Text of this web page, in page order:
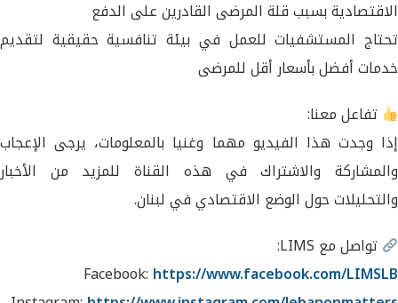
الاقتصادية بسبب قلة المرضى القادرين على الدفع
تحتاج المستشفيات للعمل في بيئة تنافسية حقيقية لتقديم
خدمات أفضل بأسعار أقل للمرضى
تفاعل معنا:
إذا وجدت هذا الفيديو مهما وغنيا بالمعلومات، يرجى الإعجاب
والمشاركة والاشتراك في هذه القناة للمزيد من الأخبار
والتحليلات حول الوضع الاقتصادي في لبنان.
تواصل مع LIMS:
Facebook: https://www.facebook.com/LIMSLB